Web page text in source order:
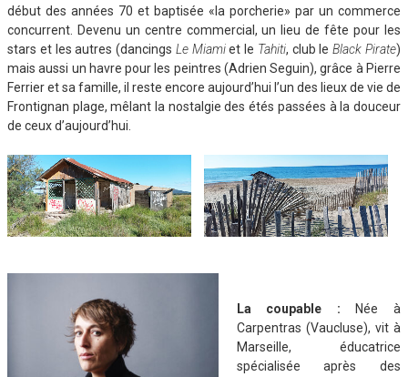
début des années 70 et baptisée «la porcherie» par un commerce
concurrent. Devenu un centre commercial, un lieu de fête pour les
stars et les autres (dancings Le Miamiet le Tahiti, club leBlack Pirate)
mais aussi un havre pour les peintres (Adrien Seguin), grâce à Pierre
Ferrier et sa famille, il reste encore aujourd’hui l’un des lieux de vie de
Frontignan plage, mêlant la nostalgie des étés passées à la douceur
de ceux d’aujourd’hui.
La coupable : Née à
Carpentras (Vaucluse), vit à
Marseille, éducatrice
spécialisée après des